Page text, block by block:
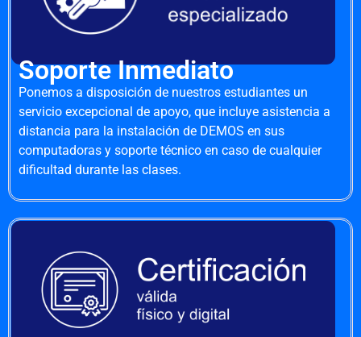
Soporte Inmediato
Ponemos a disposición de nuestros estudiantes un
servicio excepcional de apoyo, que incluye asistencia a
distancia para la instalación de DEMOS en sus
computadoras y soporte técnico en caso de cualquier
dificultad durante las clases.